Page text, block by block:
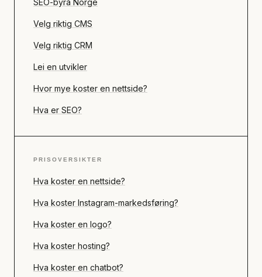
SEO-byrå Norge
Velg riktig CMS
Velg riktig CRM
Lei en utvikler
Hvor mye koster en nettside?
Hva er SEO?
PRISOVERSIKTER
Hva koster en nettside?
Hva koster Instagram-markedsføring?
Hva koster en logo?
Hva koster hosting?
Hva koster en chatbot?